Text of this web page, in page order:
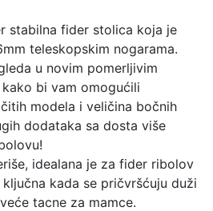
stabilna fider stolica koja je
teleskopskim nogarama.
u novim pomerljivim
bi vam omogućili
modela i veličina bočnih
dodataka sa dosta više
idealana je za fider ribolov
kada se pričvršćuju duži
tacne za mamce.